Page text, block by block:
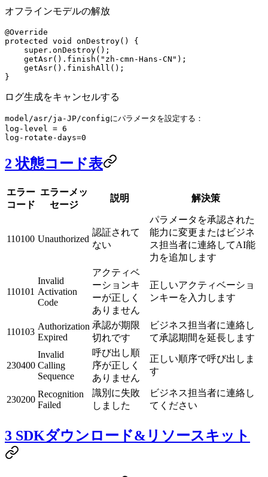
オフラインモデルの解放
@Override
protected
void onDestroy() {
    super
. onDestroy();
    getAsr
(). finish ( "zh-cmn-Hans-CN" );
    getAsr
(). finishAll ();
}
ログ生成をキャンセルする
model/asr/ja-JP/configにパラメータを設定する：
log-level = 6
log-rotate-days=0
2 状態コード表
エラー
コード
エラーメッ
セージ
説明 解決策
110100 Unauthorized
認証されて
ない
パラメータを承認された
能力に変更またはビジネ
ス担当者に連絡してAI能
力を追加します
110101
Invalid
Activation
Code
アクティベ
ーションキ
ーが正しく
ありません
正しいアクティベーショ
ンキーを入力します
110103
Authorization
Expired
承認が期限
切れです
ビジネス担当者に連絡し
て承認期間を延長します
230400
Invalid
Calling
Sequence
呼び出し順
序が正しく
ありません
正しい順序で呼び出しま
す
230200
Recognition
Failed
識別に失敗
しました
ビジネス担当者に連絡し
てください
3 SDKダウンロード&リソースキット